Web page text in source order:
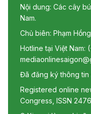
Nội dung: Các cây
Nam.
Chủ biên: Phạm
Hotline tại Việt Nam:
Đã đăng ký thông tin
Registered online
Congress, ISSN